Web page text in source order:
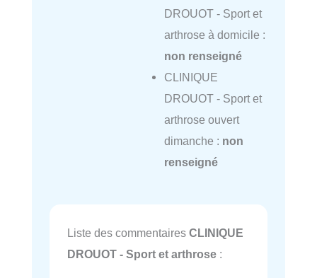
DROUOT - Sport et
arthrose à domicile :
non renseigné
CLINIQUE
DROUOT - Sport et
arthrose ouvert
dimanche : non
renseigné
Liste des commentaires CLINIQUE
DROUOT - Sport et arthrose :